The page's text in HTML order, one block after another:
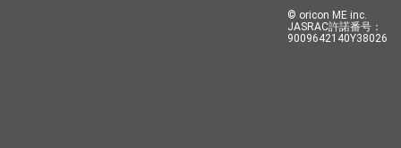
© oricon ME inc.
JASRAC許諾番号：
9009642140Y38026